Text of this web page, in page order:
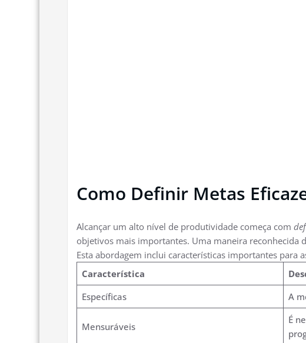
Como Definir Metas
Alcançar um alto nível de produtividade começa com
objetivos mais importantes. Uma maneira reconhecida
Esta abordagem inclui características importantes para
Característica
Específicas
A
Mensuráveis
É